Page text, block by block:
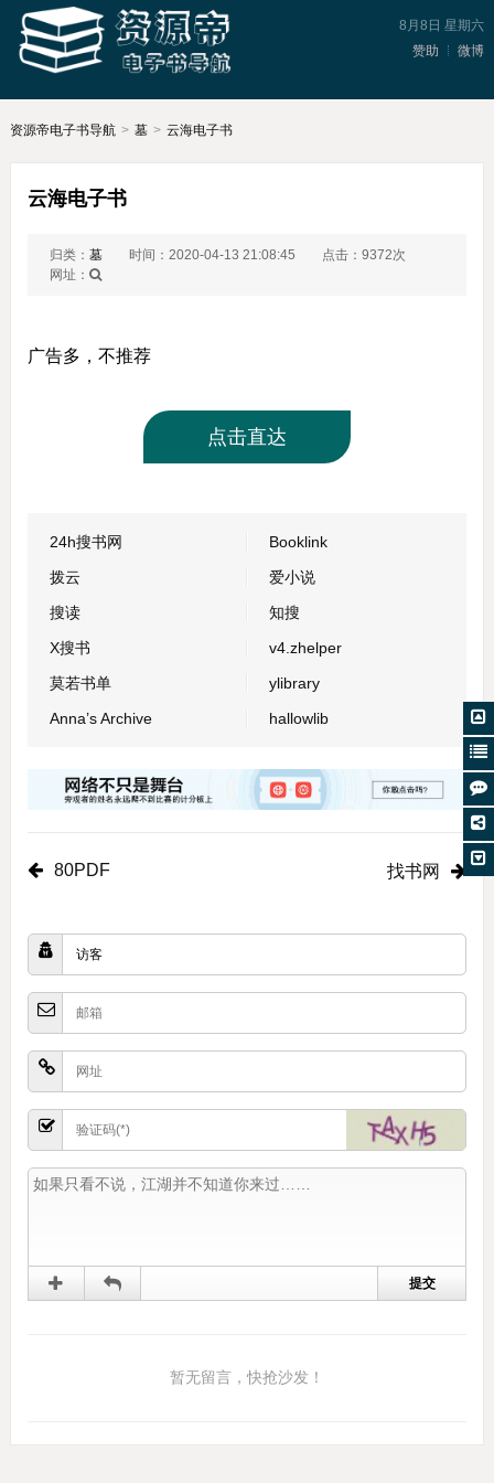
8月8日 星期六
赞助
微博
资源帝电子书导航 > 墓 > 云海电子书
云海电子书
归类： 墓 时间：2020-04-13 21:08:45
点击：9372次
网址：
广告多，不推荐
点击直达
24h搜书网
Booklink
拨云
爱小说
搜读
知搜
X搜书
v4.zhelper
莫若书单
ylibrary
Anna’s Archive
hallowlib
80PDF 找书网
暂无留言，快抢沙发！